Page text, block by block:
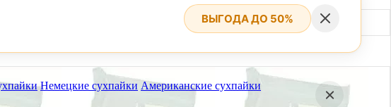
Немецкие сухпайки Американские сухпайки
ВЫГОДА ДО 50%
августа.